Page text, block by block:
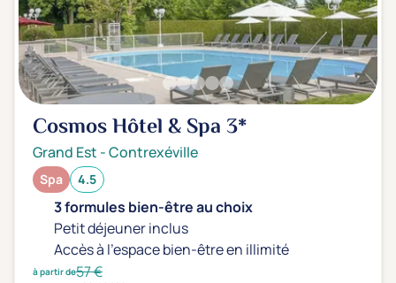
Excellent: 4+
(0)
Très bien: 3.5+
(0)
Envie de
Bord de mer
Ville
Montagne
Campagne
Cosmos Hôtel & Spa 3*
Grand Est -Contrexéville
Spa 4.5
3 formules bien-être au choix
Petit déjeuner inclus
Accès à l'espace bien-être en illimité
à partir de57 €